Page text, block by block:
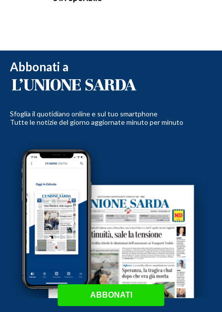
Abbonati a
Sfoglia il quotidiano online e sul tuo smartphone
Tutte le notizie del giorno aggiornate minuto per minuto
ABBONATI